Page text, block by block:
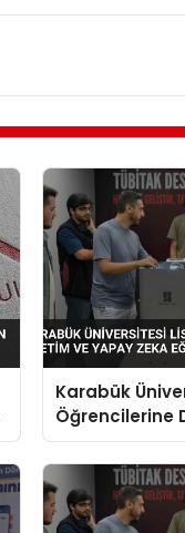
Karabük
Öğrencilerine
Yapay Zeka